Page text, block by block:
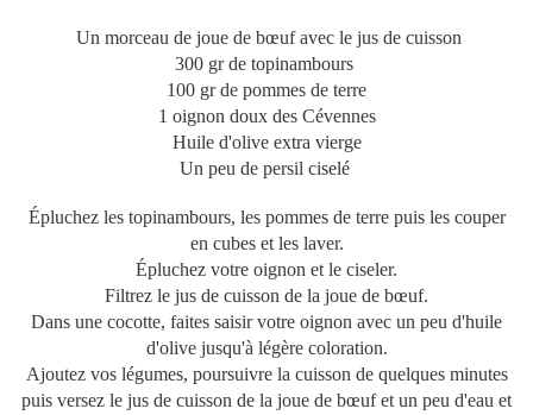
Un morceau de joue de bœuf avec le jus de cuisson
300 gr de topinambours
100 gr de pommes de terre
1 oignon doux des Cévennes
Huile d'olive extra vierge
Un peu de persil ciselé
Épluchez les topinambours, les pommes de terre puis les couper
en cubes et les laver.
Épluchez votre oignon et le ciseler.
Filtrez le jus de cuisson de la joue de bœuf.
Dans une cocotte, faites saisir votre oignon avec un peu d'huile
d'olive jusqu'à légère coloration.
Ajoutez vos légumes, poursuivre la cuisson de quelques minutes
puis versez le jus de cuisson de la joue de bœuf et un peu d'eau et